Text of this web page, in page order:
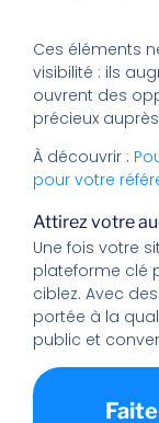
Ces éléments
visibilité : ils
ouvrent des
précieux
À découvrir :
pour votre
Attirez votre
Une fois votre
plateforme clé
ciblez. Avec
portée à la
public et